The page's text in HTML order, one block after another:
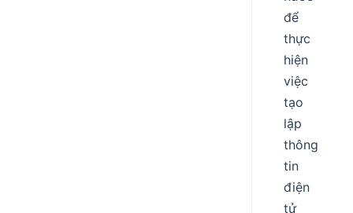
để
thực
hiện
việc
tạo
lập
thông
tin
điện
tử